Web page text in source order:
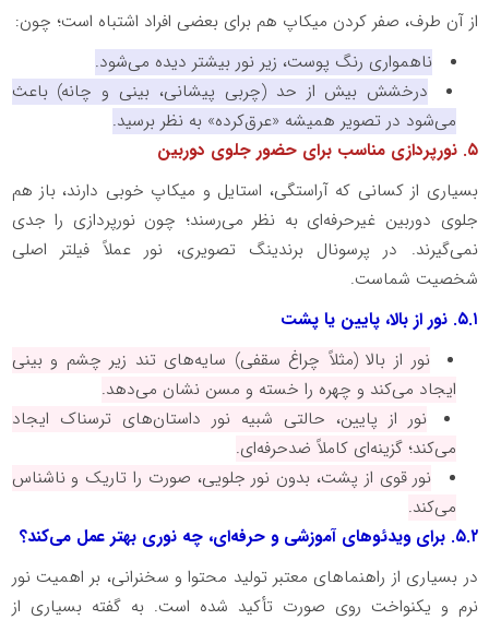
از آن طرف، صفر کردن میکاپ هم برای بعضی افراد اشتباه است؛ چون:
ناهمواری رنگ پوست، زیر نور بیشتر دیده می‌شود.
درخشش بیش از حد (چربی پیشانی، بینی و چانه) باعث
می‌شود در تصویر همیشه «عرق‌کرده» به نظر برسید.
۵. نورپردازی مناسب برای حضور جلوی دوربین
بسیاری از کسانی که آراستگی، استایل و میکاپ خوبی دارند، باز هم
جلوی دوربین غیرحرفه‌ای به نظر می‌رسند؛ چون نورپردازی را جدی
نمی‌گیرند. در پرسونال برندینگ تصویری، نور عملاً فیلتر اصلی
شخصیت شماست.
۵.۱. نور از بالا، پایین یا پشت
نور از بالا (مثلاً چراغ سقفی) سایه‌های تند زیر چشم و بینی
ایجاد می‌کند و چهره را خسته و مسن نشان می‌دهد.
نور از پایین، حالتی شبیه نور داستان‌های ترسناک ایجاد
می‌کند؛ گزینه‌ای کاملاً ضدحرفه‌ای.
نور قوی از پشت، بدون نور جلویی، صورت را تاریک و ناشناس
می‌کند.
۵.۲. برای ویدئوهای آموزشی و حرفه‌ای، چه نوری بهتر عمل می‌کند؟
در بسیاری از راهنماهای معتبر تولید محتوا و سخنرانی، بر اهمیت نور
نرم و یکنواخت روی صورت تأکید شده است. به گفته بسیاری از